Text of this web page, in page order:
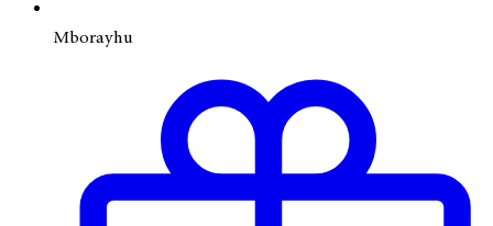
Mborayhu